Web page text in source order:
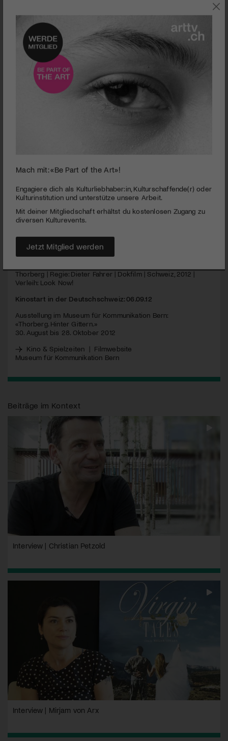
minutes,
35
seconds
PUBLIZIERT AM 14. SEPTEMBER 2012
Der Berner Filmemacher Dieter Fahrer hat mit «Thorberg»
einen Film über das Alcatraz der Schweiz geschaffen. art-
MEHR
Thorberg | Regie: Dieter Fahrer | Dokfilm | Schweiz, 2012 |
Verleih: Look Now!
Kinostart in der Deutschschweiz: 06.09.12
Ausstellung im Museum für Kommunikation Bern:
«Thorberg. Hinter Gittern.»
30. August bis 28. Oktober 2012
Kino & Spielzeiten | Filmwebsite
Museum für Kommunikation Bern
Beiträge im Kontext
Interview | Christian Petzold
Interview | Mirjam von Arx
Mach mit: «Be Part of the Art»!
Engagiere dich als Kulturliebhaber:in, Kulturschaffende(r) oder
Kulturinstitution und unterstütze unsere Arbeit.
Mit deiner Mitgliedschaft erhältst du kostenlosen Zugang zu
diversen Kulturevents.
Jetzt Mitglied werden